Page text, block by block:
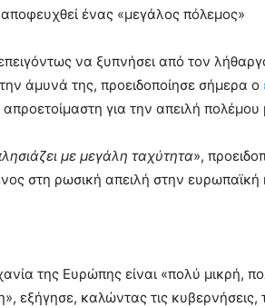
ένας «μεγάλος πόλεμος»
να ξυπνήσει από τον
άμυνά της, προειδοποίησε σήμερα ο
απροετοίμαστη για την απειλή πολέμου
με μεγάλη ταχύτητα»,
στη ρωσική απειλή στην ευρωπαϊκή
της Ευρώπης είναι «πολύ μικρή,
εξήγησε, καλώντας τις